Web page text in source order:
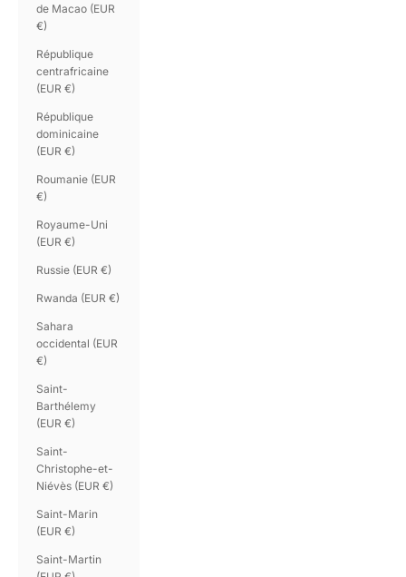
de Macao (EUR
€)
République
centrafricaine
(EUR €)
République
dominicaine
(EUR €)
Roumanie (EUR
€)
Royaume-Uni
(EUR €)
Russie (EUR €)
Rwanda (EUR €)
Sahara
occidental (EUR
€)
Saint-
Barthélemy
(EUR €)
Saint-
Christophe-et-
Niévès (EUR €)
Saint-Marin
(EUR €)
Saint-Martin